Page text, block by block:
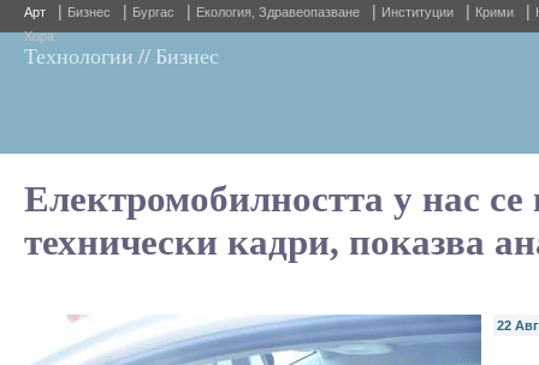
Арт | Бизнес | Бургас | Екология, Здравеопазване | Институции | Крими |
Хора
Технологии // Бизнес
Електромобилността у нас се
технически кадри, показва
22